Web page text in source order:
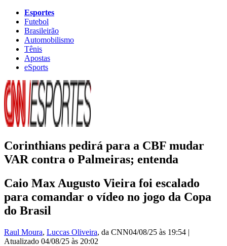
Esportes
Futebol
Brasileirão
Automobilismo
Tênis
Apostas
eSports
Corinthians pedirá para a CBF mudar
VAR contra o Palmeiras; entenda
Caio Max Augusto Vieira foi escalado
para comandar o vídeo no jogo da Copa
do Brasil
Raul Moura, Luccas Oliveira, da CNN04/08/25 às 19:54 |
Atualizado 04/08/25 às 20:02